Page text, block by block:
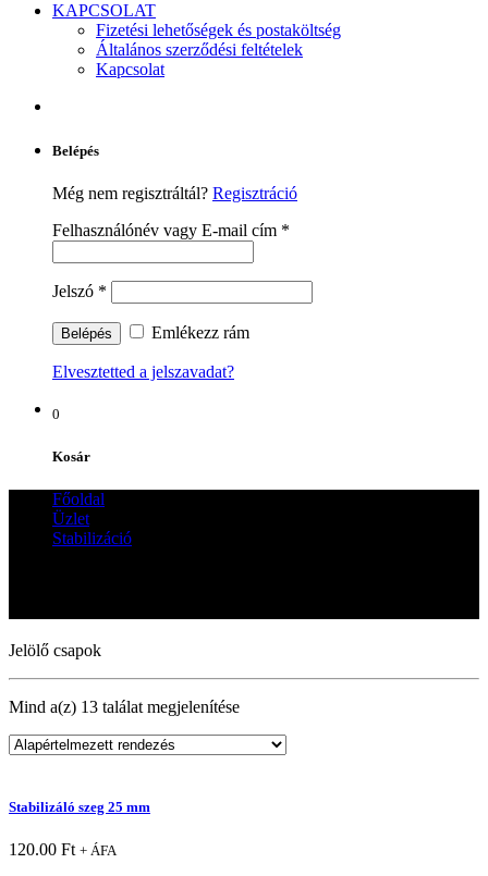
KAPCSOLAT
Fizetési lehetőségek és postaköltség
Általános szerződési feltételek
Kapcsolat
Belépés
Még nem regisztráltál? Regisztráció
Felhasználónév vagy E-mail cím *
Jelszó *
Emlékezz rám
Elvesztetted a jelszavadat?
0
Kosár
Főoldal
Üzlet
Stabilizáció
Jelölő csapok
Mind a(z) 13 találat megjelenítése
Stabilizáló szeg 25 mm
120.00 Ft + ÁFA